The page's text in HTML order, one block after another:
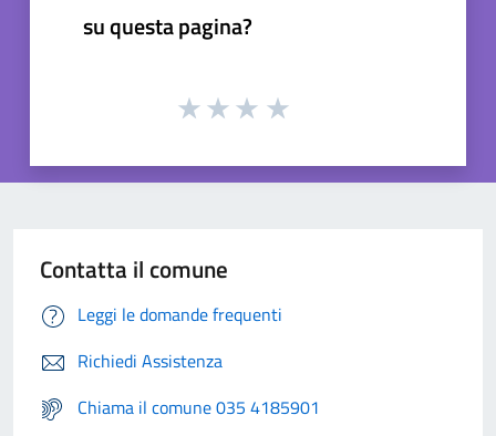
su questa pagina?
Contatta il comune
Leggi le domande frequenti
Richiedi Assistenza
Chiama il comune 035 4185901